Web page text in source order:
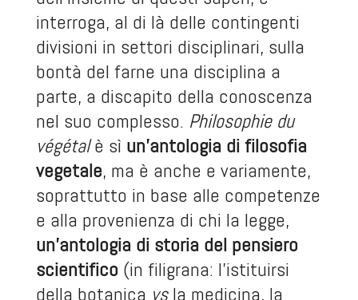
interroga, al di là delle contingenti
divisioni in settori disciplinari, sulla
bontà del farne una disciplina a
parte, a discapito della conoscenza
nel suo complesso. Philosophie du
végétalè sì un’antologia di filosofia
vegetale, ma è anche e variamente,
soprattutto in base alle competenze
e alla provenienza di chi la legge,
un’antologia di storia del pensiero
scientifico(in filigrana: l’istituirsi
della botanica vsla medicina, la